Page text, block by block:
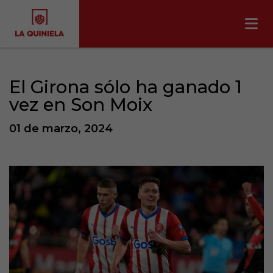
El Girona sólo ha ganado 1
vez en Son Moix
01 de marzo, 2024